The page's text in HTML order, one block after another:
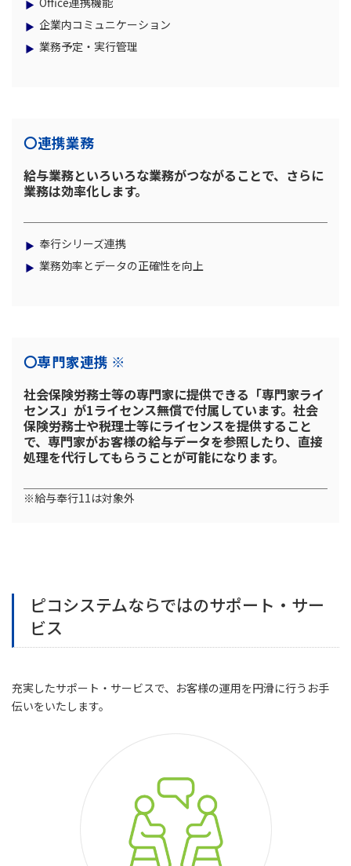
企業内コミュニケーション
業務予定・実行管理
〇連携業務
給与業務といろいろな業務がつながることで、さらに
業務は効率化します。
奉行シリーズ連携
業務効率とデータの正確性を向上
〇専門家連携 ※
社会保険労務士等の専門家に提供できる「専門家ライ
センス」が1ライセンス無償で付属しています。社会
保険労務士や税理士等にライセンスを提供すること
で、専門家がお客様の給与データを参照したり、直接
処理を代行してもらうことが可能になります。
※給与奉行11は対象外
ピコシステムならではのサポート・サー
ビス
充実したサポート・サービスで、お客様の運用を円滑に行うお手
伝いをいたします。